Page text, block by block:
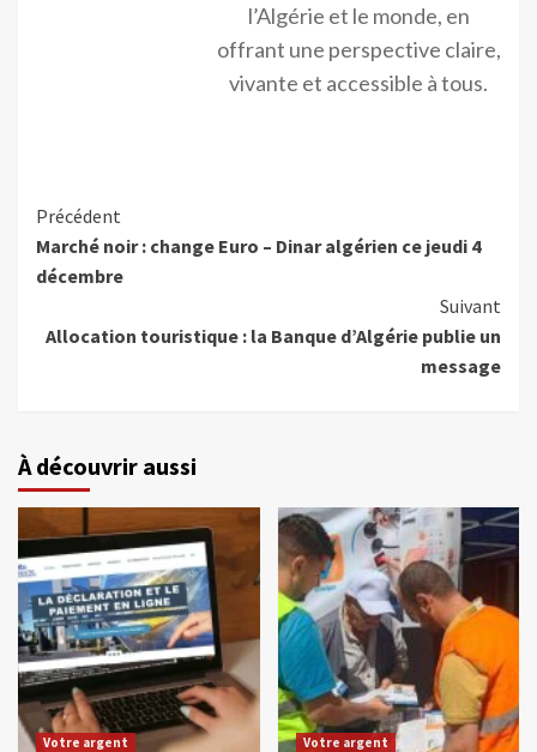
l’Algérie et le monde, en
offrant une perspective claire,
vivante et accessible à tous.
Précédent
Marché noir : change Euro – Dinar algérien ce jeudi 4
décembre
Suivant
Allocation touristique : la Banque d’Algérie publie un
message
À découvrir aussi
Votre argent Votre argent